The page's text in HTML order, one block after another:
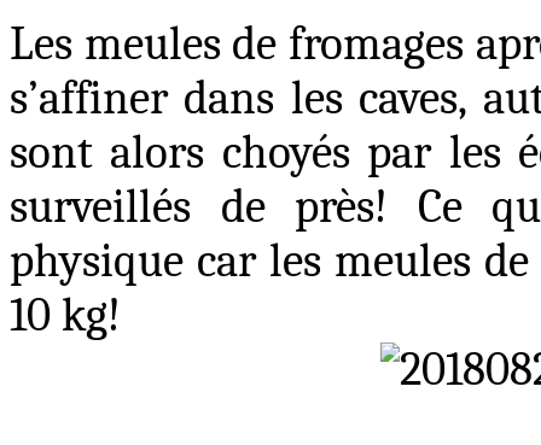
Les meules de fromages
s’affiner dans les caves,
sont alors choyés par les
surveillés de près! Ce
physique car les meules
10 kg!